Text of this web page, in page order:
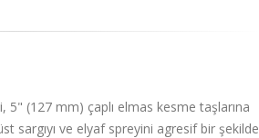
5" (127 mm) çaplı elmas kesme taşlarına
sargıyı ve elyaf spreyini agresif bir şekilde